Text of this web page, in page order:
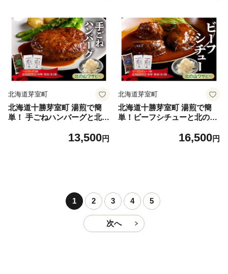
北海道芽室町
北海道十勝芽室町 湯煎で簡
単！ 手ごねハンバーグと北の
ンバーグ わさび 洋食 和食 主
13,500円
北海道芽室町
北海道十勝芽室町 湯煎で簡
単！ビーフシチューと北の山
シチュー わさび 洋食 和食 主
16,500円
1 2 3 4 5
次へ